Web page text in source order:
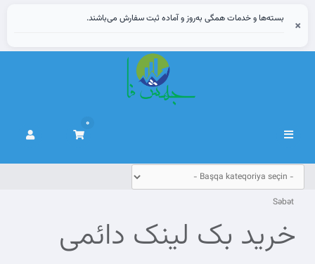
بسته‌ها و خدمات همگی به‌روز و آماده ثبت سفارش می‌باشند. ×
Naviqasiyaya
0
Səbət
خرید بک لینک دائمی